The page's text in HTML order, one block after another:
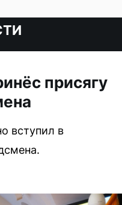
присягу
вступил в